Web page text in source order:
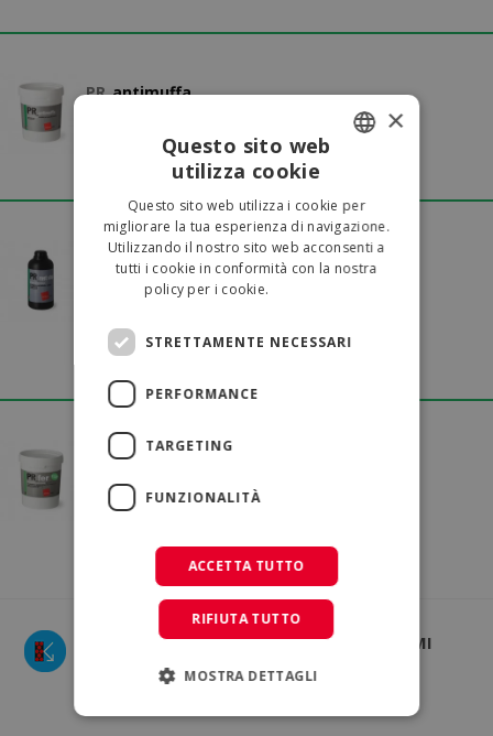
PR_antimuffa
Scheda tecnica Scheda di sicurezza
rust stop
Scheda tecnica
Brochure
PR_fer
Brochure
WB - ADDITIVI PER INTONACI, SISTEMI
ENGLISH
×
Questo sito web
utilizza cookie
Questo sito web utilizza i cookie per
migliorare la tua esperienza di navigazione.
Utilizzando il nostro sito web acconsenti a
tutti i cookie in conformità con la nostra
policy per i cookie.
STRETTAMENTE NECESSARI
PERFORMANCE
TARGETING
FUNZIONALITÀ
ACCETTA TUTTO
RIFIUTA TUTTO
MOSTRA DETTAGLI